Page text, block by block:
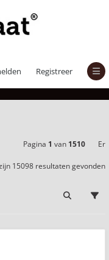
Registreer
Pagina 1 van 1510 Er
15098 resultaten gevonden